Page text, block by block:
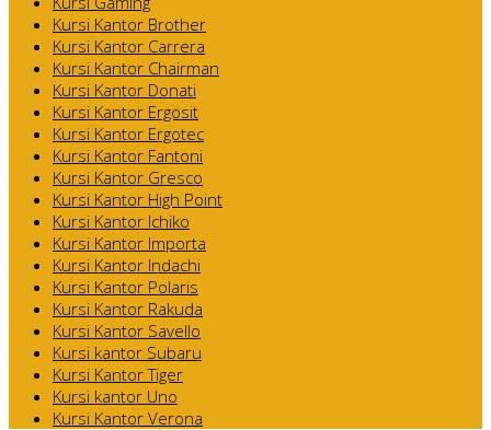
Kursi Kantor Brother
Kursi Kantor Carrera
Kursi Kantor Chairman
Kursi Kantor Donati
Kursi Kantor Ergosit
Kursi Kantor Ergotec
Kursi Kantor Fantoni
Kursi Kantor Gresco
Kursi Kantor High Point
Kursi Kantor Ichiko
Kursi Kantor Importa
Kursi Kantor Indachi
Kursi Kantor Polaris
Kursi Kantor Rakuda
Kursi Kantor Savello
Kursi kantor Subaru
Kursi Kantor Tiger
Kursi kantor Uno
Kursi Kantor Verona